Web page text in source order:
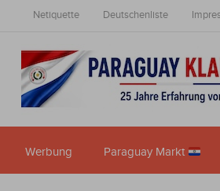
Netiquette Deutschenliste
Werbung Paraguay Markt